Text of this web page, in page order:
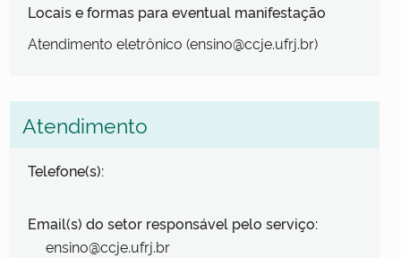
Locais e formas para eventual manifestação
Atendimento eletrônico (ensino@ccje.ufrj.br)
Atendimento
Telefone(s):
Email(s) do setor responsável pelo serviço:
ensino@ccje.ufrj.br